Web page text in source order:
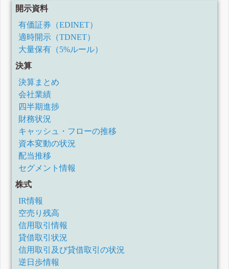
開示資料
有価証券（EDINET）
適時開示（TDNET）
大量保有（5%ルール）
決算
決算まとめ
会社業績
四半期進捗
財務状況
キャッシュ・フローの推移
資本変動の状況
配当推移
セグメント情報
株式
IR情報
空売り残高
信用取引情報
貸借取引状況
信用取引及び貸借取引の状況
逆日歩情報